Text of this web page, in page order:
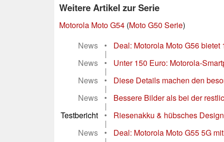
Weitere Artikel zur Serie
Motorola Moto G54 (Moto G50 Serie)
News
• Deal: Motorola Moto G56
|
News
• Unter 150 Euro: Motorola-
|
News
• Diese Details machen den
|
News
• Bessere Bilder als bei der
|
Testbericht
• Riesenakku & hübsches
|
News
• Deal: Motorola Moto G55 5G